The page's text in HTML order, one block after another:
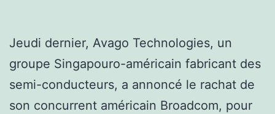
Jeudi dernier, Avago Technologies, un
groupe Singapouro-américain fabricant des
semi-conducteurs, a annoncé le rachat de
son concurrent américain Broadcom, pour